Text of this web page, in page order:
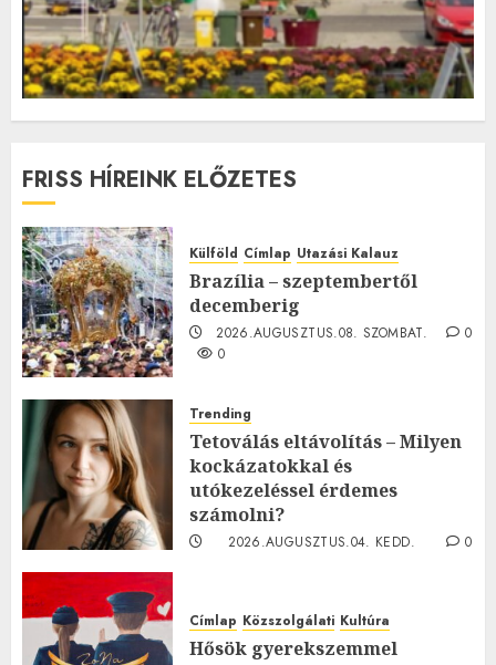
FRISS HÍREINK ELŐZETES
Külföld Címlap Utazási Kalauz
Brazília – szeptembertől
decemberig
2026.AUGUSZTUS.08. SZOMBAT.
0
0
Trending
Tetoválás eltávolítás – Milyen
kockázatokkal és
utókezeléssel érdemes
számolni?
2026.AUGUSZTUS.04. KEDD.
0
Címlap Közszolgálati Kultúra
Hősök gyerekszemmel